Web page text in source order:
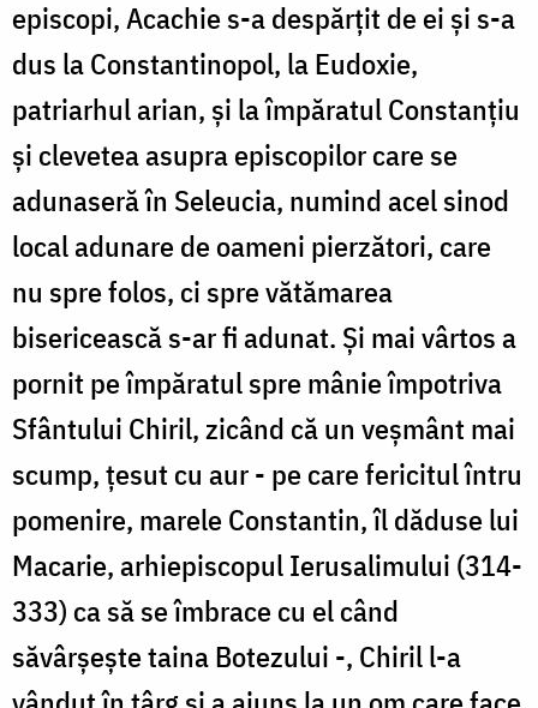
episcopi, Acachie s-a despărțit de ei și s-a
dus la Constantinopol, la Eudoxie,
patriarhul arian, și la împăratul Constanțiu
și clevetea asupra episcopilor care se
adunaseră în Seleucia, numind acel sinod
local adunare de oameni pierzători, care
nu spre folos, ci spre vătămarea
bisericească s-ar fi adunat. Și mai vârtos a
pornit pe împăratul spre mânie împotriva
Sfântului Chiril, zicând că un veșmânt mai
scump, țesut cu aur - pe care fericitul întru
pomenire, marele Constantin, îl dăduse lui
Macarie, arhiepiscopul Ierusalimului (314-
333) ca să se îmbrace cu el când
săvârșește taina Botezului -, Chiril l-a